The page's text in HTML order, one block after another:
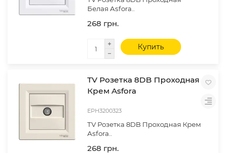
Белая Asfora..
268 грн.
Купить
TV Розетка 8DB Проходная
Крем Asfora
EPH3200323
TV Розетка 8DB Проходная Крем
Asfora..
268 грн.